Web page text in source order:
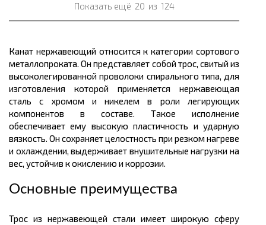
Показать ещё 20 из 124
Канат нержавеющий относится к категории сортового
металлопроката. Он представляет собой трос, свитый из
высоколегированной проволоки спирального типа, для
изготовления которой применяется нержавеющая
сталь с хромом и никелем в роли легирующих
компонентов в составе. Такое исполнение
обеспечивает ему высокую пластичность и ударную
вязкость. Он сохраняет целостность при резком нагреве
и охлаждении, выдерживает внушительные нагрузки на
вес, устойчив к окислению и коррозии.
Основные преимущества
Трос из нержавеющей стали имеет широкую сферу